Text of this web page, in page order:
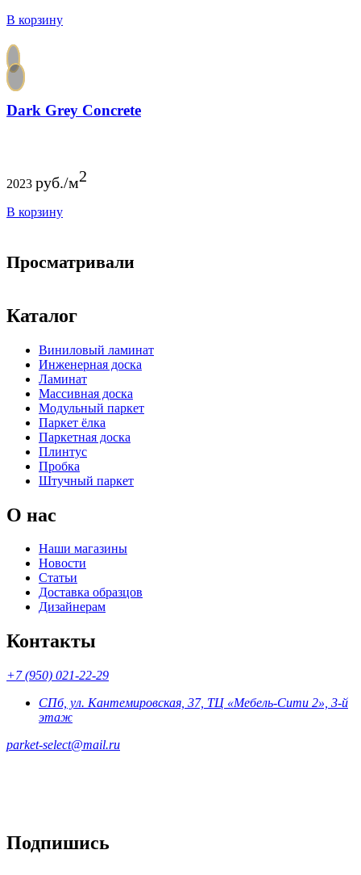
В корзину
Dark Grey Concrete
2023 руб./м2
В корзину
Просматривали
Каталог
Виниловый ламинат
Инженерная доска
Ламинат
Массивная доска
Модульный паркет
Паркет ёлка
Паркетная доска
Плинтус
Пробка
Штучный паркет
О нас
Наши магазины
Новости
Статьи
Доставка образцов
Дизайнерам
Контакты
+7 (950) 021-22-29
СПб, ул. Кантемировская, 37, ТЦ «Мебель-Сити 2», 3-й
этаж
parket-select@mail.ru
Подпишись